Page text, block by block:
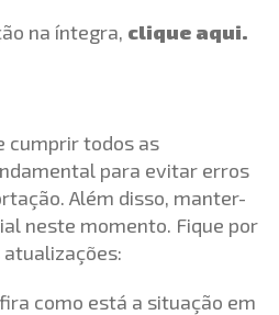
na íntegra, clique aqui.
cumprir todos as
para evitar erros
Além disso, manter-
neste momento. Fique por
como está a situação em